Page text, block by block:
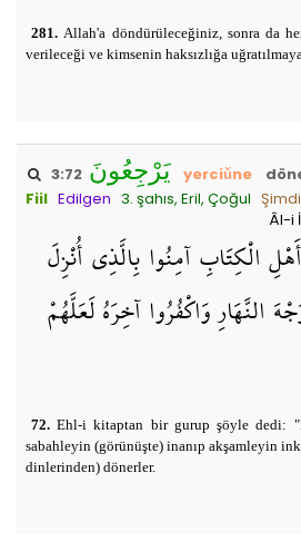
281.Allah'a döndürüleceğiniz, sonra da
verileceği ve kimsenin haksızlığa
3:72 يَرْجِعُونَ yerciǔne
Fiil Edilgen 3. şahıs, Eril, Çoğul
Âl-i
الْكِتَابِ آمِنُوا بِالَّذِي أُنْزِلَ
النَّهَارِ وَاكْفُرُوا آخِرَهُ لَعَلَّهُمْ
72.Ehl-i kitaptan bir gurup şöyle dedi:
sabahleyin (görünüşte) inanıp akşamleyin
dinlerinden) dönerler.